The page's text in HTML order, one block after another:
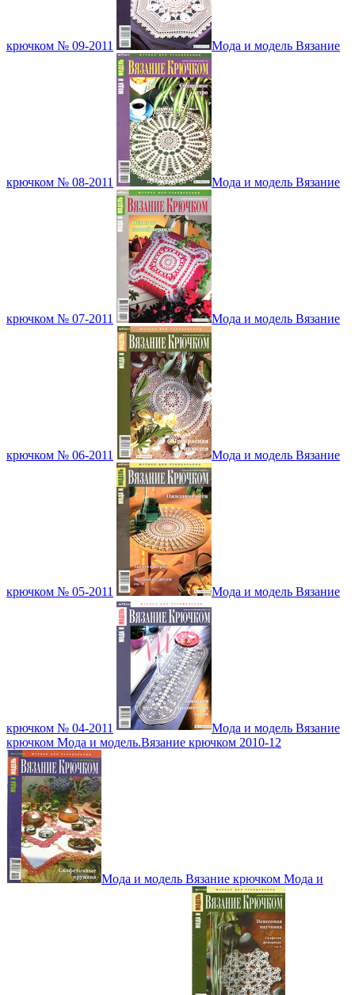
крючком № 09-2011 Мода и модель Вязание
крючком № 08-2011 Мода и модель Вязание
крючком № 07-2011 Мода и модель Вязание
крючком № 06-2011 Мода и модель Вязание
крючком № 05-2011 Мода и модель Вязание
крючком № 04-2011
Мода и модель Вязание
крючком Мода и модель.Вязание крючком 2010-12
Мода и модель Вязание крючком Мода и